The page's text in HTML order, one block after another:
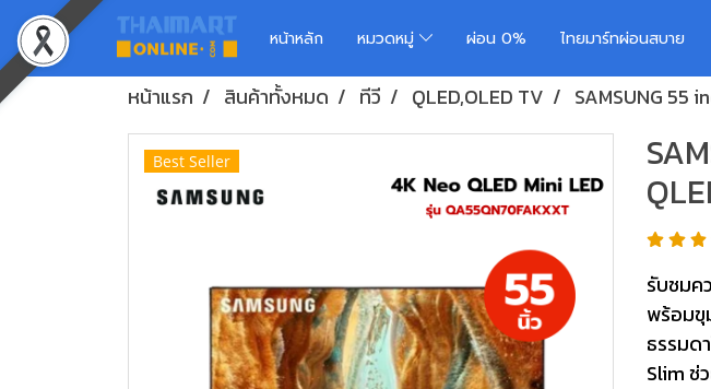
หน้าหลัก หมวดหมู่ ผ่อน 0% ไทยมาร์ทผ่อนสบาย
หน้าแรก สินค้าทั้งหมด ทีวี QLED,OLED TV SAMSUNG 55
Best Seller
รับชมค
พร้อมขุ
ธรรมด
Slim ช่